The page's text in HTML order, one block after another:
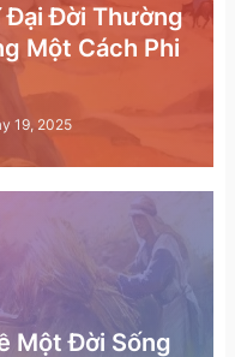
Đại Đời Thường
Một Cách Phi
19, 2025
Một Đời Sống